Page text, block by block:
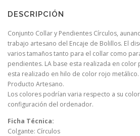
DESCRIPCIÓN
Conjunto Collar y Pendientes Círculos,
trabajo artesano del Encaje de Bolillos. El
varios tamaños tanto para el collar como
pendientes. LA base esta realizada en
esta realizado en hilo de color rojo metálico.
Producto Artesano.
Los colores podrían varia respecto a su
configuración del ordenador.
Ficha Técnica:
Colgante: Círculos